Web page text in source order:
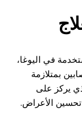
في اليوغا،
بمتلازمة
يركز على
الأعراض.